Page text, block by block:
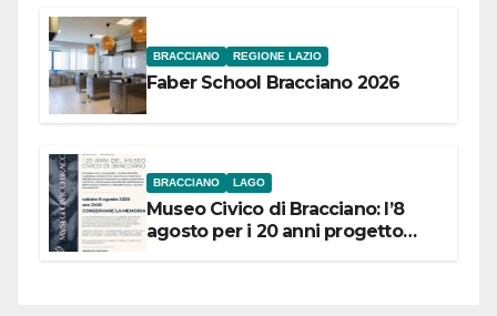
BRACCIANO REGIONE LAZIO
Faber School Bracciano 2026
BRACCIANO LAGO
Museo Civico di Bracciano: l’8
agosto per i 20 anni progetto